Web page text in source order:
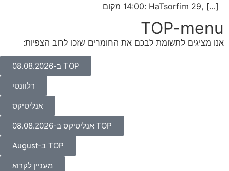
14:00 מקום: HaTsorfim 29, […]
TOP-menu
אנו מציגים לתשומת לבכם את החומרים שזכו לרוב הצפיות:
TOP ב-08.08.2026
רלוונטי
אנליטיקס
TOP אנליטיקס ב-08.08.2026
TOP ב-August
מעניין לקרוא